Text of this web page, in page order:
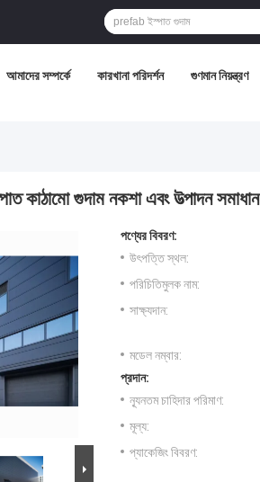
আমাদের সম্পর্কে কারখানা পরিদর্শন গুণমান নিয়ন্ত্রণ
কাঠামো গুদাম নকশা এবং উত্পাদন সমাধান
পণ্যের বিবরণ:
উৎপত্তি স্থল:
পরিচিতিমুলক নাম:
সাক্ষ্যদান:
মডেল নম্বার:
প্রদান:
ন্যূনতম চাহিদার পরিমাণ:
মূল্য:
প্যাকেজিং বিবরণ: